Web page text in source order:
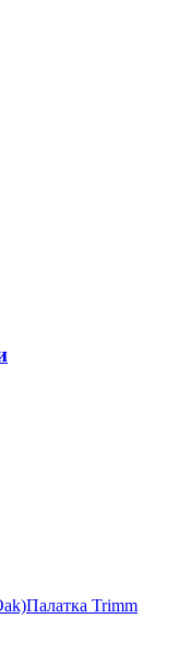
Палатка Trimm